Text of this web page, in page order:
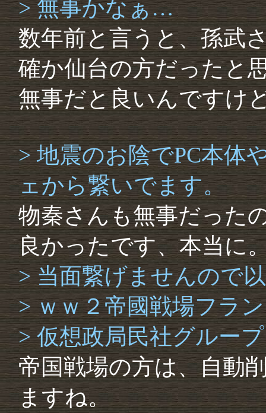
> 無事かなぁ…
数年前と言うと、孫武
確か仙台の方だったと
無事だと良いんですけ
> 地震のお陰でPC本体
ェから繋いでます。
物秦さんも無事だった
良かったです、本当に
> 当面繋げませんので
> ｗｗ２帝國戦場フラ
> 仮想政局民社グループ
帝国戦場の方は、自動
ますね。